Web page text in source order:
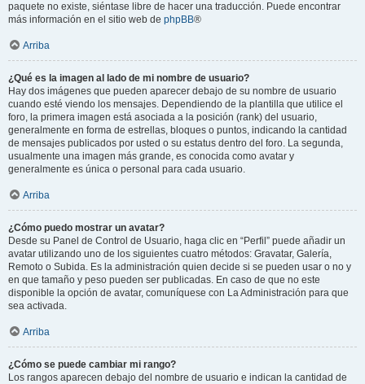
paquete no existe, siéntase libre de hacer una traducción. Puede encontrar
más información en el sitio web de phpBB®
Arriba
¿Qué es la imagen al lado de mi nombre de usuario?
Hay dos imágenes que pueden aparecer debajo de su nombre de usuario
cuando esté viendo los mensajes. Dependiendo de la plantilla que utilice el
foro, la primera imagen está asociada a la posición (rank) del usuario,
generalmente en forma de estrellas, bloques o puntos, indicando la cantidad
de mensajes publicados por usted o su estatus dentro del foro. La segunda,
usualmente una imagen más grande, es conocida como avatar y
generalmente es única o personal para cada usuario.
Arriba
¿Cómo puedo mostrar un avatar?
Desde su Panel de Control de Usuario, haga clic en “Perfil” puede añadir un
avatar utilizando uno de los siguientes cuatro métodos: Gravatar, Galería,
Remoto o Subida. Es la administración quien decide si se pueden usar o no y
en que tamaño y peso pueden ser publicadas. En caso de que no este
disponible la opción de avatar, comuníquese con La Administración para que
sea activada.
Arriba
¿Cómo se puede cambiar mi rango?
Los rangos aparecen debajo del nombre de usuario e indican la cantidad de